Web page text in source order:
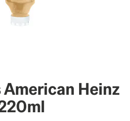
American Heinz